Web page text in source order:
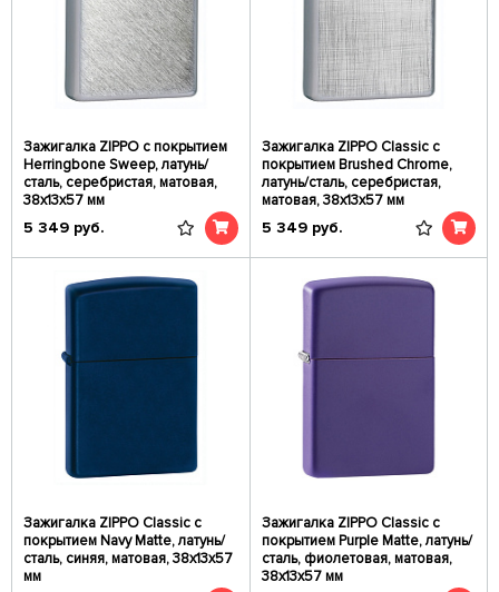
Зажигалка ZIPPO с покрытием
Herringbone Sweep, латунь/
сталь, серебристая, матовая,
38x13x57 мм
5 349 руб.
Зажигалка ZIPPO Classic с
покрытием Brushed Chrome,
латунь/сталь, серебристая,
матовая, 38x13x57 мм
5 349 руб.
Зажигалка ZIPPO Classic с
покрытием Navy Matte, латунь/
сталь, синяя, матовая, 38x13x57
мм
Зажигалка ZIPPO Classic с
покрытием Purple Matte, латунь/
сталь, фиолетовая, матовая,
38x13x57 мм